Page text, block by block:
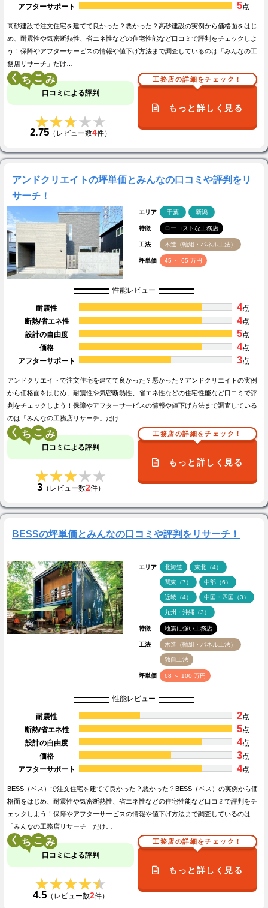
アフターサポート 5点
高砂建設で注文住宅を建てて良かった？悪かった？高砂建設の実例から価格面をはじ
め、耐震性や気密断熱性、省エネ性などの住宅性能など口コミで評判をチェックしよ
う！保障やアフターサービスの情報や値下げ方法まで調査しているのは「みんなの工
務店リサーチ」だけ…
く こ
口コミによる評判
★★★★★
★★★★★
2.75 （レビュー数4件）
工務店の詳細をチェック！
もっと詳しく見る
アンドクリエイトの坪単価とみんなの口コミや評判をリ
サーチ！
エリア 千葉 新潟
特徴 ローコストな工務店
工法 木造（軸組・パネル工法）
坪単価 45 ～ 65 万円
性能レビュー
耐震性 4点
断熱/省エネ性
4点
設計の自由度
5点
価格
4点
アフターサポート
3点
アンドクリエイトで注文住宅を建てて良かった？悪かった？アンドクリエイトの実例
から価格面をはじめ、耐震性や気密断熱性、省エネ性などの住宅性能など口コミで評
判をチェックしよう！保障やアフターサービスの情報や値下げ方法まで調査している
のは「みんなの工務店リサーチ」だけ…
く こ
口コミによる評判
★★★★★
★★★★★
3（レビュー数2件）
工務店の詳細をチェック！
もっと詳しく見る
BESSの坪単価とみんなの口コミや評判をリサーチ！
エリア 北海道 東北（4）
関東（7） 中部（6）
近畿（4） 中国・四国（3）
九州・沖縄（3）
特徴 地震に強い工務店
工法 木造（軸組・パネル工法）
独自工法
坪単価 68 ～ 100 万円
性能レビュー
耐震性 2点
断熱/省エネ性
5点
設計の自由度
4点
価格
3点
アフターサポート
4点
BESS（ベス）で注文住宅を建てて良かった？悪かった？BESS（ベス）の実例から価
格面をはじめ、耐震性や気密断熱性、省エネ性などの住宅性能など口コミで評判をチ
ェックしよう！保障やアフターサービスの情報や値下げ方法まで調査しているのは
「みんなの工務店リサーチ」だけ…
く こ
口コミによる評判
★★★★★
★★★★★
4.5（レビュー数2件）
工務店の詳細をチェック！
もっと詳しく見る